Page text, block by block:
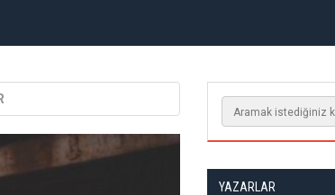
YAZARLAR